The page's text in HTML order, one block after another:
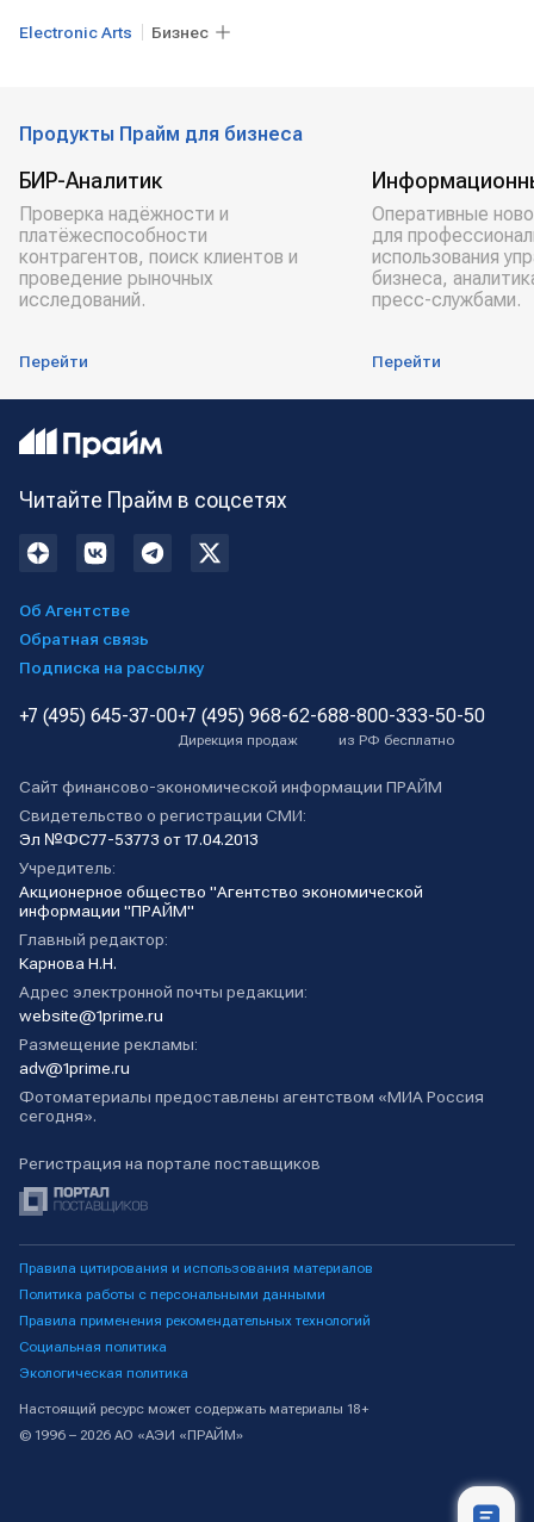
Electronic Arts Бизнес
Продукты Прайм для бизнеса
БИР-Аналитик
Проверка надёжности и
платёжеспособности
контрагентов, поиск клиентов и
проведение рыночных
исследований.
Перейти
Оперативные
для
использования
бизнеса,
пресс-службами.
Перейти
Читайте Прайм в соцсетях
Об Агентстве
Обратная связь
Подписка на рассылку
+7 (495) 645-37-00+7 (495) 968-62-68
Дирекция продаж
8-800-333-50-50
из РФ бесплатно
Сайт финансово-экономической информации ПРАЙМ
Свидетельство о регистрации СМИ:
Эл №ФС77-53773 от 17.04.2013
Учредитель:
Акционерное общество "Агентство экономической
информации "ПРАЙМ"
Главный редактор:
Карнова Н.Н.
Адрес электронной почты редакции:
website@1prime.ru
Размещение рекламы:
adv@1prime.ru
Фотоматериалы предоставлены агентством «МИА Россия
сегодня».
Регистрация на портале поставщиков
Правила цитирования и использования материалов
Политика работы с персональными данными
Правила применения рекомендательных технологий
Социальная политика
Экологическая политика
Настоящий ресурс может содержать материалы 18+
© 1996 – 2026 АО «АЭИ «ПРАЙМ»